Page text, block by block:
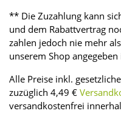
** Die Zuzahlung kann
und dem Rabattvertrag
zahlen jedoch nie mehr
unserem Shop angegeben
Alle Preise inkl.
zuzüglich 4,49 €
versandkostenfrei